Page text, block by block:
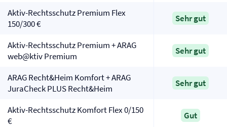
Aktiv-Rechtsschutz Premium Flex
150/300 €
Sehr gut
Aktiv-Rechtsschutz Premium + ARAG
web@ktiv Premium
Sehr gut
ARAG Recht&Heim Komfort + ARAG
JuraCheck PLUS Recht&Heim
Sehr gut
Aktiv-Rechtsschutz Komfort Flex 0/150
€
Gut